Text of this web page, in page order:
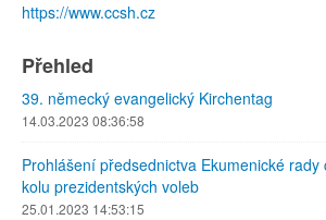
https://www.ccsh.cz
Přehled
39. německý evangelický Kirchentag
14.03.2023 08:36:58
Prohlášení předsednictva Ekumenické
kolu prezidentských voleb
25.01.2023 14:53:15